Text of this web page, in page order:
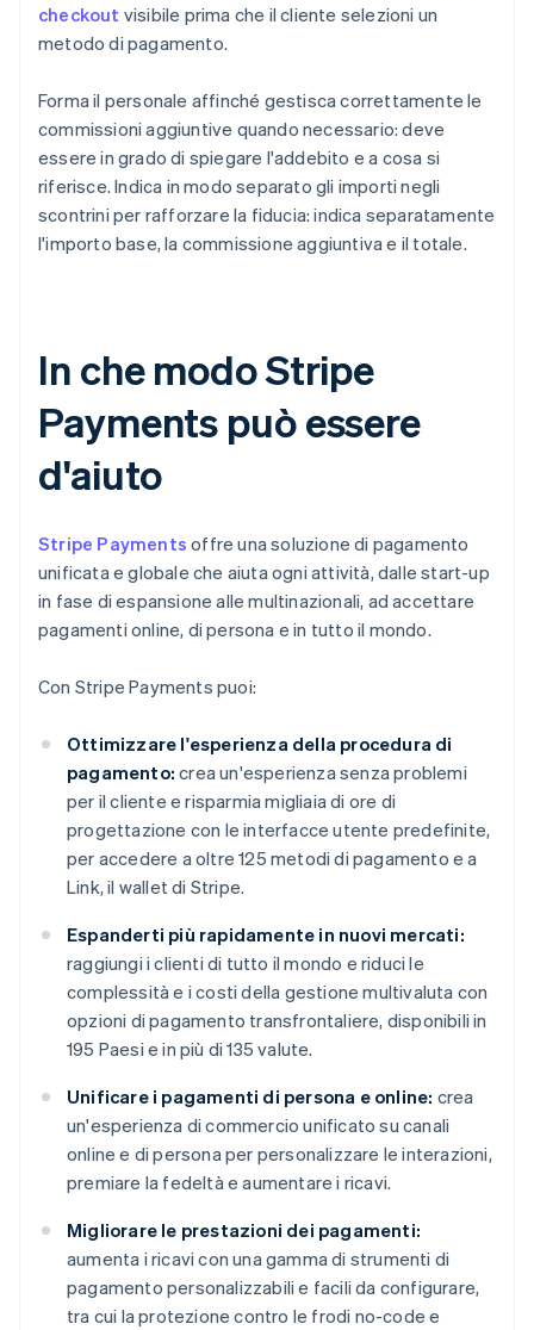
checkout visibile prima che il cliente selezioni un
metodo di pagamento.
Forma il personale affinché gestisca correttamente le
commissioni aggiuntive quando necessario: deve
essere in grado di spiegare l'addebito e a cosa si
riferisce. Indica in modo separato gli importi negli
scontrini per rafforzare la fiducia: indica separatamente
l'importo base, la commissione aggiuntiva e il totale.
In che modo Stripe
Payments può essere
d'aiuto
Stripe Payments offre una soluzione di pagamento
unificata e globale che aiuta ogni attività, dalle start-up
in fase di espansione alle multinazionali, ad accettare
pagamenti online, di persona e in tutto il mondo.
Con Stripe Payments puoi:
Ottimizzare l'esperienza della procedura di
pagamento: crea un'esperienza senza problemi
per il cliente e risparmia migliaia di ore di
progettazione con le interfacce utente predefinite,
per accedere a oltre 125 metodi di pagamento e a
Link, il wallet di Stripe.
Espanderti più rapidamente in nuovi mercati:
raggiungi i clienti di tutto il mondo e riduci le
complessità e i costi della gestione multivaluta con
opzioni di pagamento transfrontaliere, disponibili in
195 Paesi e in più di 135 valute.
Unificare i pagamenti di persona e online: crea
un'esperienza di commercio unificato su canali
online e di persona per personalizzare le interazioni,
premiare la fedeltà e aumentare i ricavi.
Migliorare le prestazioni dei pagamenti:
aumenta i ricavi con una gamma di strumenti di
pagamento personalizzabili e facili da configurare,
tra cui la protezione contro le frodi no-code e